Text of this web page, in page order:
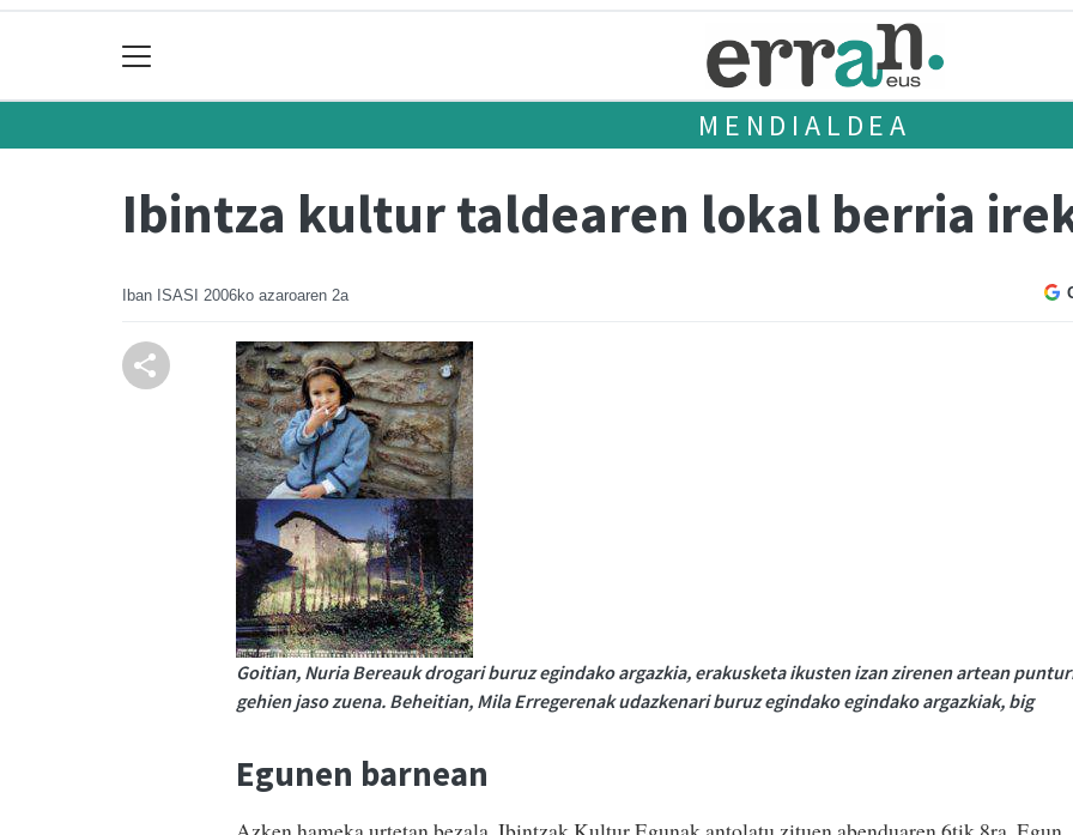
MENDIALDEA
Ibintza kultur taldearen lokal berria
Iban ISASI 2006ko azaroaren 2a
Goitian, Nuria Bereauk drogari buruz egindako argazkia, erakusketa ikusten izan zirenen artean
gehien jaso zuena. Beheitian, Mila Erregerenak udazkenari buruz egindako egindako argazkiak, big
Egunen barnean